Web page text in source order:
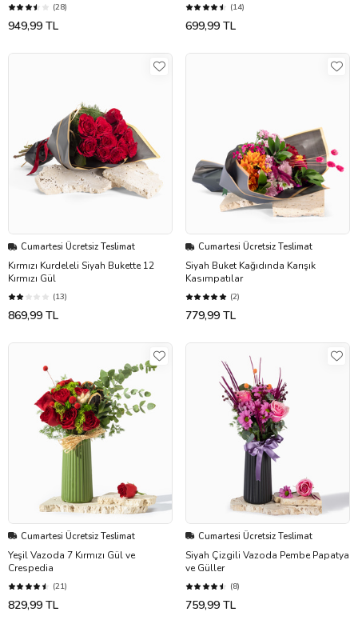
(28)
949,99 TL
(14)
699,99 TL
Cumartesi Ücretsiz Teslimat
Kırmızı Kurdeleli Siyah Bukette 12
Kırmızı Gül
(13)
869,99 TL
Cumartesi Ücretsiz Teslimat
Siyah Buket Kağıdında Karışık
Kasımpatılar
(2)
779,99 TL
Cumartesi Ücretsiz Teslimat
Yeşil Vazoda 7 Kırmızı Gül ve
Crespedia
(21)
829,99 TL
Cumartesi Ücretsiz Teslimat
Siyah Çizgili Vazoda Pembe Papatya
ve Güller
(8)
759,99 TL